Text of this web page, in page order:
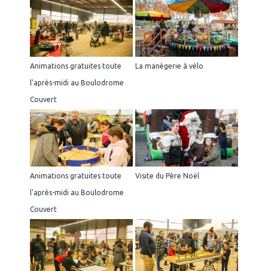
Animations gratuites toute
l'après-midi au Boulodrome
Couvert
La manègerie à vélo
Animations gratuites toute
l'après-midi au Boulodrome
Couvert
Visite du Père Noël